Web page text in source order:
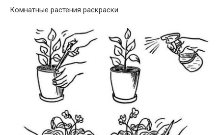
Комнатные растения раскраски